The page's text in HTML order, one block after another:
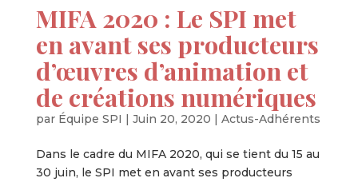
MIFA 2020 : Le SPI met
en avant ses producteurs
d’œuvres d’animation et
de créations numériques
par Équipe SPI | Juin 20, 2020 | Actus-Adhérents
Dans le cadre du MIFA 2020, qui se tient du 15 au
30 juin, le SPI met en avant ses producteurs